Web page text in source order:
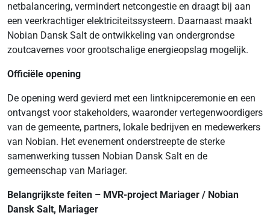
netbalancering, vermindert netcongestie en draagt bij aan
een veerkrachtiger elektriciteitssysteem. Daarnaast maakt
Nobian Dansk Salt de ontwikkeling van ondergrondse
zoutcavernes voor grootschalige energieopslag mogelijk.
Officiële opening
De opening werd gevierd met een lintknipceremonie en een
ontvangst voor stakeholders, waaronder vertegenwoordigers
van de gemeente, partners, lokale bedrijven en medewerkers
van Nobian. Het evenement onderstreepte de sterke
samenwerking tussen Nobian Dansk Salt en de
gemeenschap van Mariager.
Belangrijkste feiten – MVR-project Mariager / Nobian
Dansk Salt, Mariager